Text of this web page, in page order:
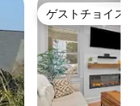
ゲストチョイス
ゲストチョイス